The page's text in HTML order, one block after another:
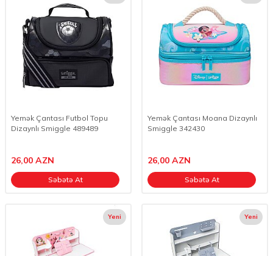
Yemək Çantası Futbol Topu
Dizaynlı Smiggle 489489
26,00 AZN
Səbətə At
Yemək Çantası Moana Dizaynlı
Smiggle 342430
26,00 AZN
Səbətə At
Yeni Yeni